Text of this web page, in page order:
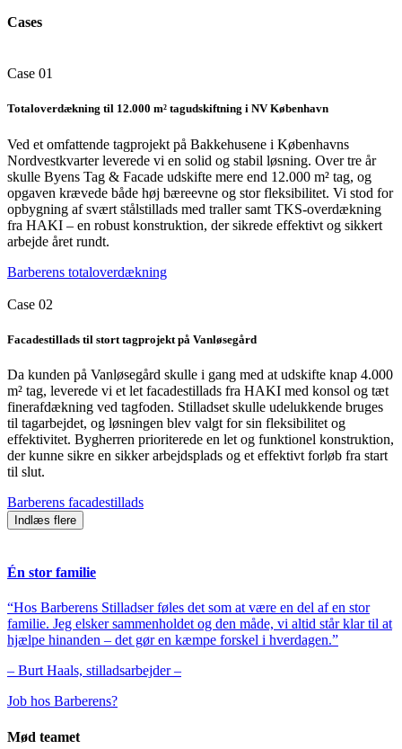
Cases
Case 01
Totaloverdækning til 12.000 m² tagudskiftning i NV København
Ved et omfattende tagprojekt på Bakkehusene i Københavns
Nordvestkvarter leverede vi en solid og stabil løsning. Over tre år
skulle Byens Tag & Facade udskifte mere end 12.000 m² tag, og
opgaven krævede både høj bæreevne og stor fleksibilitet. Vi stod for
opbygning af svært stålstillads med traller samt TKS-overdækning
fra HAKI – en robust konstruktion, der sikrede effektivt og sikkert
arbejde året rundt.
Barberens totaloverdækning
Case 02
Facadestillads til stort tagprojekt på Vanløsegård
Da kunden på Vanløsegård skulle i gang med at udskifte knap 4.000
m² tag, leverede vi et let facadestillads fra HAKI med konsol og tæt
finerafdækning ved tagfoden. Stilladset skulle udelukkende bruges
til tagarbejdet, og løsningen blev valgt for sin fleksibilitet og
effektivitet. Bygherren prioriterede en let og funktionel konstruktion,
der kunne sikre en sikker arbejdsplads og et effektivt forløb fra start
til slut.
Barberens facadestillads
Indlæs flere
Én stor familie
“Hos Barberens Stilladser føles det som at være en del af en stor
familie. Jeg elsker sammenholdet og den måde, vi altid står klar til at
hjælpe hinanden – det gør en kæmpe forskel i hverdagen.”
– Burt Haals, stilladsarbejder –
Job hos Barberens?
Mød teamet